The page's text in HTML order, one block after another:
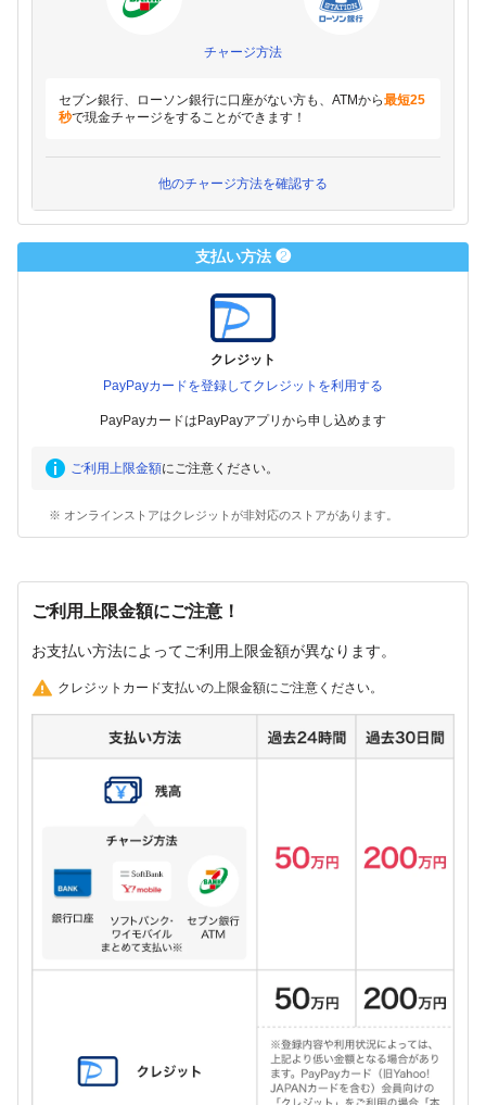
チャージ方法
セブン銀行、ローソン銀行に口座がない方も、ATMから最短25
秒で現金チャージをすることができます！
他のチャージ方法を確認する
支払い方法 ❷
クレジット
PayPayカードを登録してクレジットを利用する
PayPayカードはPayPayアプリから申し込めます
ご利用上限金額にご注意ください。
※ オンラインストアはクレジットが非対応のストアがあります。
ご利用上限金額にご注意！
お支払い方法によってご利用上限金額が異なります。
クレジットカード支払いの上限金額にご注意ください。